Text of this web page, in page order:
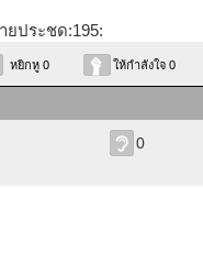
ยประชด:195:
หยิกหู 0 ให้กำลังใจ 0
0